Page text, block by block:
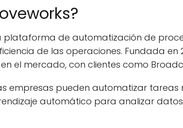
plataforma de automatización de
de las operaciones. Fundada
el mercado, con clientes como
empresas pueden automatizar
automático para analizar